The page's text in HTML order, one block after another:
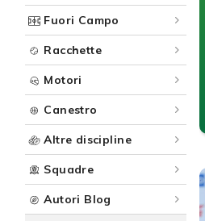
Fuori Campo
Racchette
Motori
Canestro
Altre discipline
Squadre
Autori Blog